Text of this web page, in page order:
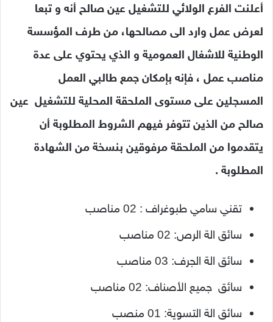
أعلنت الفرع الولائي للتشغيل عين صالح أنه و تبعا
لعرض عمل وارد الى مصالحها، من طرف المؤسسة
الوطنية للاشغال العمومية و الذي يحتوي على عدة
مناصب عمل ، فإنه بإمكان جمع طالبي العمل
المسجلين على مستوى الملحقة المحلية للتشغيل عين
صالح من الذين تتوفر فيهم الشروط المطلوبة أن
يتقدموا من الملحقة مرفوقين بنسخة من الشهادة
المطلوبة .
تقني سامي طبوغراف : 02 مناصب
سائق الة الرص: 02 مناصب
سائق الة الجرف: 03 مناصب
سائق جميع الأصناف: 02 مناصب
سائق الة التسوية: 01 منصب